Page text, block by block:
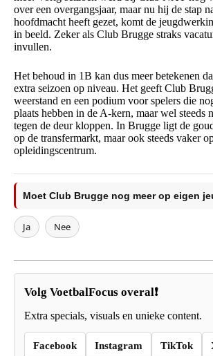
over een overgangsjaar, maar nu hij de stap
hoofdmacht heeft gezet, komt de
in beeld. Zeker als Club Brugge straks
invullen.
Het behoud in 1B kan dus meer betekenen
extra seizoen op niveau. Het geeft Club
weerstand en een podium voor spelers die
plaats hebben in de A-kern, maar wel steeds
tegen de deur kloppen. In Brugge ligt de
op de transfermarkt, maar ook steeds vaker
opleidingscentrum.
Moet Club Brugge nog meer op eigen
Ja Nee
Volg VoetbalFocus overal❗
Extra specials, visuals en unieke content.
Facebook Instagram TikTok